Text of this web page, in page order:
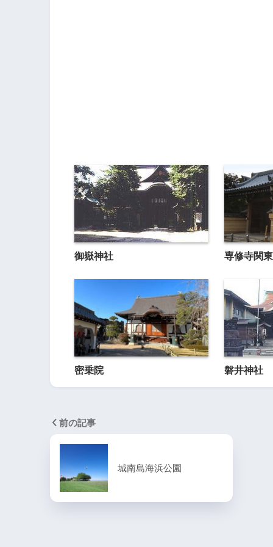
御嶽神社 専修寺関
密乗院 磐井神社
前の記事
城南島海浜公園